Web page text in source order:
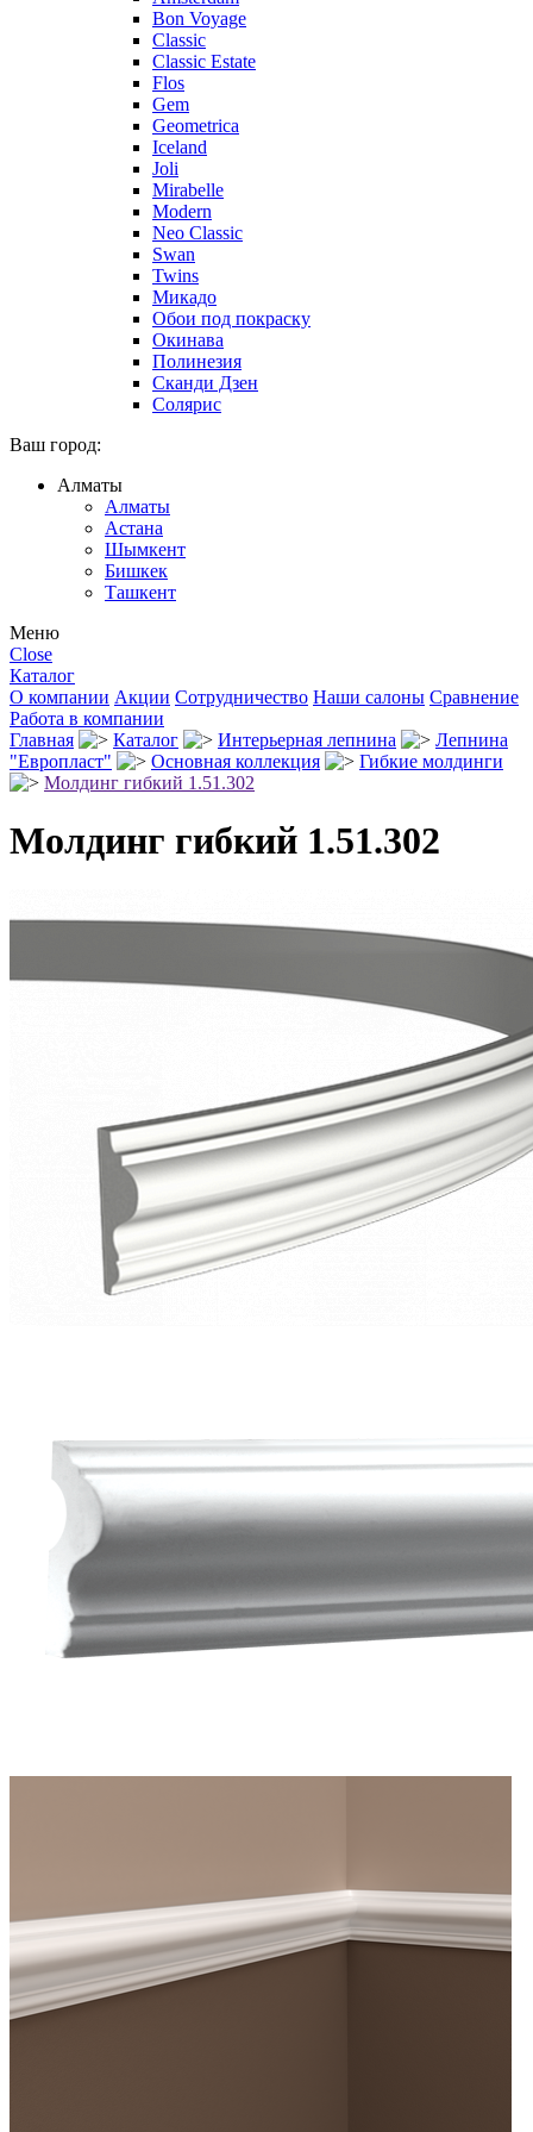
Bon Voyage
Classic
Classic Estate
Flos
Gem
Geometrica
Iceland
Joli
Mirabelle
Modern
Neo Classic
Swan
Twins
Микадо
Обои под покраску
Окинава
Полинезия
Сканди Дзен
Солярис
Ваш город:
Алматы
Алматы
Астана
Шымкент
Бишкек
Ташкент
Меню
Close
Каталог
О компании Акции Сотрудничество Наши салоны Сравнение
Работа в компании
Главная
Каталог Интерьерная лепнина
Лепнина
"Европласт"
Основная коллекция
Гибкие молдинги
Молдинг гибкий 1.51.302
Молдинг гибкий 1.51.302